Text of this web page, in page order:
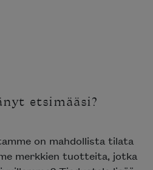
etsimääsi?
on mahdollista tilata
merkkien tuotteita, jotka